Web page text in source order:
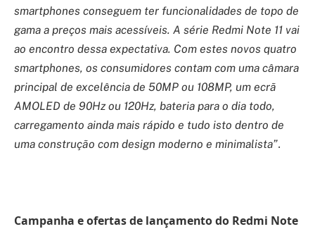
smartphones conseguem ter funcionalidades de topo de
gama a preços mais acessíveis. A série Redmi Note 11 vai
ao encontro dessa expectativa. Com estes novos quatro
smartphones, os consumidores contam com uma câmara
principal de excelência de 50MP ou 108MP, um ecrã
AMOLED de 90Hz ou 120Hz, bateria para o dia todo,
carregamento ainda mais rápido e tudo isto dentro de
uma construção com design moderno e minimalista”.
Campanha e ofertas de lançamento do Redmi Note